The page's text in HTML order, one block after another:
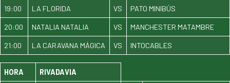
19:00 LA FLORIDA VS PATO MINIBÚS
20:00 NATALIA NATALIA VS MANCHESTER MATAMBRE
21:00 LA CARAVANA MÁGICA VS INTOCABLES
HORA RIVADAVIA